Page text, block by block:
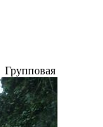
Групповая